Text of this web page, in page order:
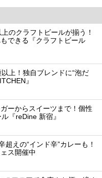
のクラフトビールが揃う！
できる『クラフトビール
上！独自ブレンドに“泡だ
』
ーからスイーツまで！個性
『reDine 新宿』
えの“インド辛”カレーも！
ス開催中